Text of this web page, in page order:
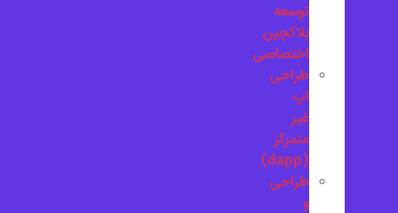
توسعه
بلاکچین
اختصاصی
طراحی
اپ
غیر
متمرکز
طراحی